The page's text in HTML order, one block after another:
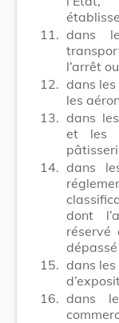
11. dans
l’arrêt
12. dans
les
13. dans
et les
14. dans
dont
réservé
dépassé
15. dans
16. dans